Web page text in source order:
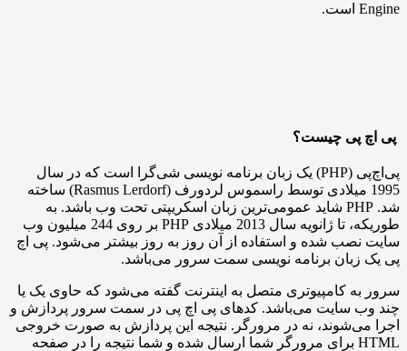
پی چیست؟
پی‌اچ‌پی (PHP) یک زبان برنامه نویسی شی‌گرا است که در سال
1995 میلادی توسط راسموس لردورف (Rasmus Lerdorf) ساخته
شد. PHP شاید عمومی‌ترین زبان اسکریپتی تحت وب باشد. به
طوریکه، تا ژانویه سال 2013 میلادی PHP بر روی 244 میلیون وب
شده و استفاده از آن روز به روز بیشتر می‌شود. پی اچ
برنامه نویسی سمت سرور می‌باشد.
کامپیوتری متصل به اینترنت گفته می‌شود که حاوی یک یا
سایت می‌باشد. کدهای پی اچ پی در سمت سرور پردازش و
نه در مرورگر. نتیجه این پردازش به صورت خروجی
HTML برای مرورگر شما ارسال شده و شما نتیجه را در صفحه